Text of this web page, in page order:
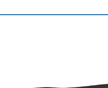
Cepillo de limpieza